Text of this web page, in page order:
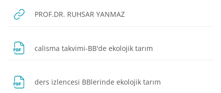
PROF.DR. RUHSAR YANMAZURL
calisma takvimi-BB'de ekolojik tarım
ders izlencesi BBlerinde ekolojik tarım